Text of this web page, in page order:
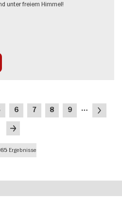
unter freiem Himmel!
Seite
6 Seite
7 Seite
8 Seite
9 …
Nächste
Letzte
Ergebnisse